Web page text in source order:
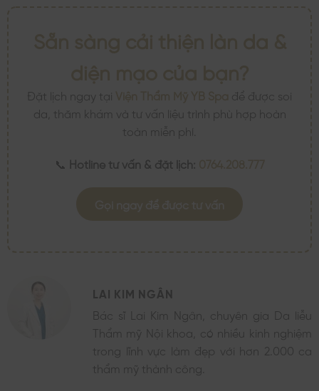
Đặt lịch ngay tại
để được soi
da, thăm khám và tư vấn liệu trình phù hợp hoàn
toàn miễn phí.
📞 Hotline tư vấn & đặt lịch:
LAI KIM NGÂN
Bác sĩ Lai Kim Ngân, chuyên gia Da liễu
Thẩm mỹ Nội khoa, có nhiều kinh nghiệm
trong lĩnh vực làm đẹp với hơn 2.000 ca
thẩm mỹ thành công.